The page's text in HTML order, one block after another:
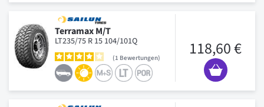
Terramax M/T
LT235/75 R 15 104/101Q
1 Bewertungen 118,60 €